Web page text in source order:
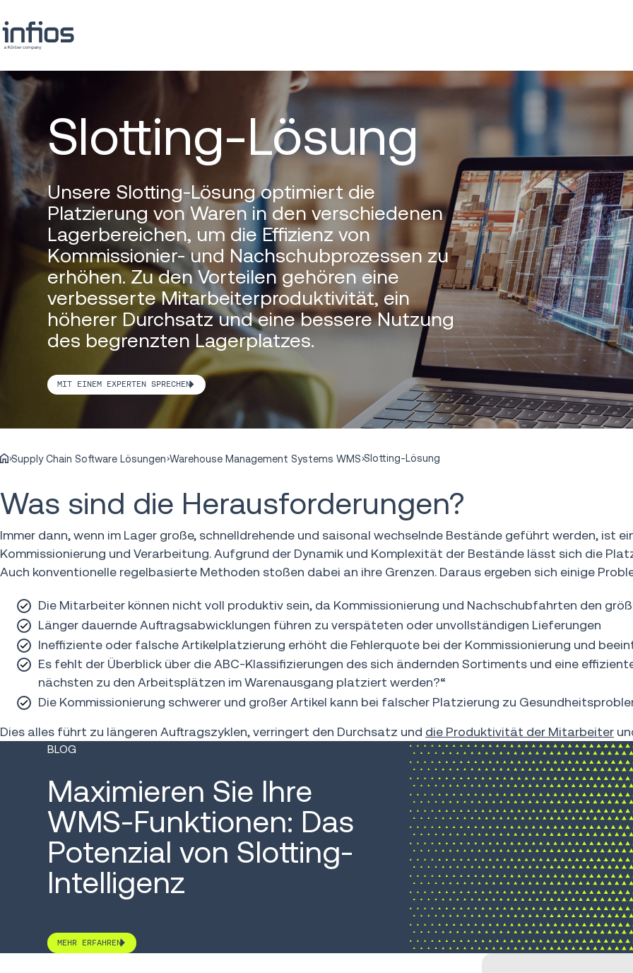
Slotting-Lösung
Unsere Slotting-Lösung optimiert die
Platzierung von Waren in den verschiedenen
Lagerbereichen, um die Effizienz von
Kommissionier- und Nachschubprozessen zu
erhöhen. Zu den Vorteilen gehören eine
verbesserte Mitarbeiterproduktivität, ein
höherer Durchsatz und eine bessere Nutzung
des begrenzten Lagerplatzes.
MIT EINEM EXPERTEN SPRECHEN
Supply Chain Software Lösungen Warehouse Management Systems WMS Slotting-Lösung
Was sind die Herausforderungen?
Immer dann, wenn im Lager große, schnelldrehende und saisonal wechselnde Bestände geführt werden, ist
Kommissionierung und Verarbeitung. Aufgrund der Dynamik und Komplexität der Bestände lässt sich die
Auch konventionelle regelbasierte Methoden stoßen dabei an ihre Grenzen. Daraus ergeben sich einige
Die Mitarbeiter können nicht voll produktiv sein, da Kommissionierung und Nachschubfahrten den
Länger dauernde Auftragsabwicklungen führen zu verspäteten oder unvollständigen Lieferungen
Ineffiziente oder falsche Artikelplatzierung erhöht die Fehlerquote bei der Kommissionierung und
Es fehlt der Überblick über die ABC-Klassifizierungen des sich ändernden Sortiments und eine
nächsten zu den Arbeitsplätzen im Warenausgang platziert werden?“
Die Kommissionierung schwerer und großer Artikel kann bei falscher Platzierung zu
Dies alles führt zu längeren Auftragszyklen, verringert den Durchsatz und die Produktivität der Mitarbeiter
BLOG
Maximieren Sie Ihre
WMS-Funktionen: Das
Potenzial von Slotting-
Intelligenz
MEHR ERFAHREN